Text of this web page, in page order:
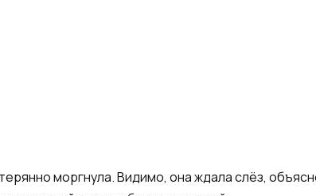
моргнула. Видимо, она ждала слёз,